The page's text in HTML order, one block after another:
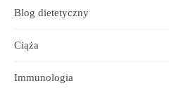
Blog dietetyczny
Ciąża
Immunologia